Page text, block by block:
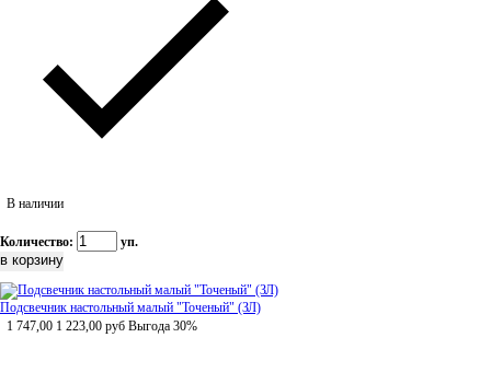
В наличии
Количество: уп.
Подсвечник настольный малый "Точеный" (ЗЛ)
1 747,00 1 223,00 руб Выгода 30%